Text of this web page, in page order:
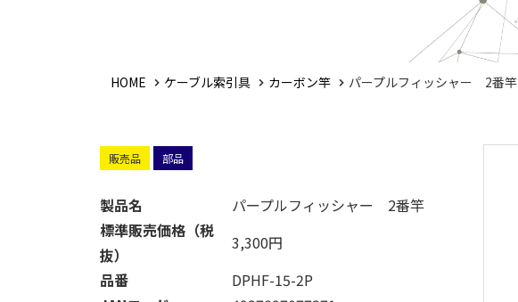
HOME ケーブル索引具 カーボン竿 パープルフィッシャー 2番竿
販売品 部品
製品名
パープルフィッシャー 2番竿
標準販売価格（税
抜）
3,300円
品番
DPHF-15-2P